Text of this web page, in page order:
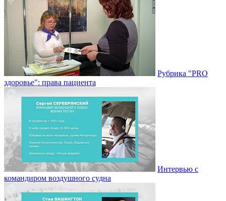
Рубрика "PRO
здоровье": права пациента
Интервью с
командиром воздушного судна